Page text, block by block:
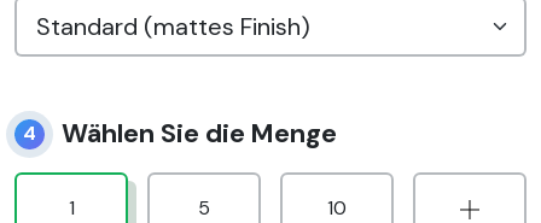
4 Wählen Sie die Menge
1 5 10